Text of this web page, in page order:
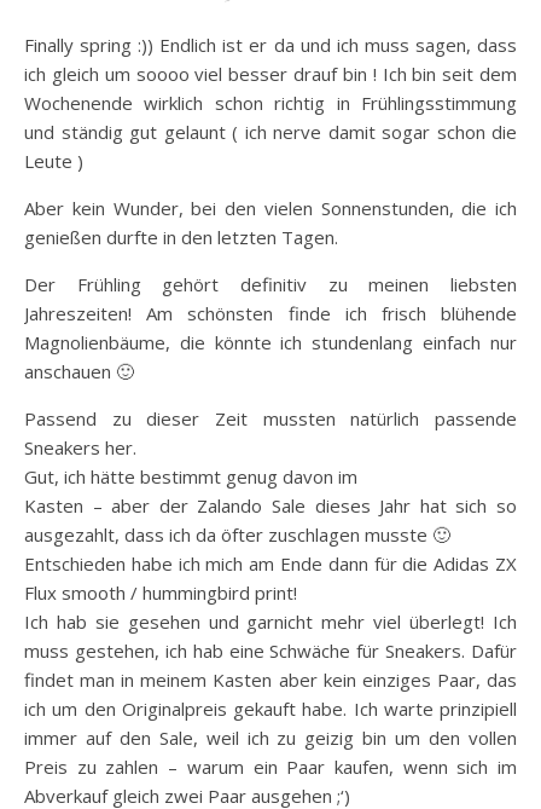
Finally spring :)) Endlich ist er da und ich muss sagen, dass
ich gleich um soooo viel besser drauf bin ! Ich bin seit dem
Wochenende wirklich schon richtig in Frühlingsstimmung
und ständig gut gelaunt ( ich nerve damit sogar schon die
Leute )
Aber kein Wunder, bei den vielen Sonnenstunden, die ich
genießen durfte in den letzten Tagen.
Der Frühling gehört definitiv zu meinen liebsten
Jahreszeiten! Am schönsten finde ich frisch blühende
Magnolienbäume, die könnte ich stundenlang einfach nur
anschauen 🙂
Passend zu dieser Zeit mussten natürlich passende
Sneakers her.
Gut, ich hätte bestimmt genug davon im
Kasten – aber der Zalando Sale dieses Jahr hat sich so
ausgezahlt, dass ich da öfter zuschlagen musste 🙂
Entschieden habe ich mich am Ende dann für die Adidas ZX
Flux smooth / hummingbird print!
Ich hab sie gesehen und garnicht mehr viel überlegt! Ich
muss gestehen, ich hab eine Schwäche für Sneakers. Dafür
findet man in meinem Kasten aber kein einziges Paar, das
ich um den Originalpreis gekauft habe. Ich warte prinzipiell
immer auf den Sale, weil ich zu geizig bin um den vollen
Preis zu zahlen – warum ein Paar kaufen, wenn sich im
Abverkauf gleich zwei Paar ausgehen ;‘)